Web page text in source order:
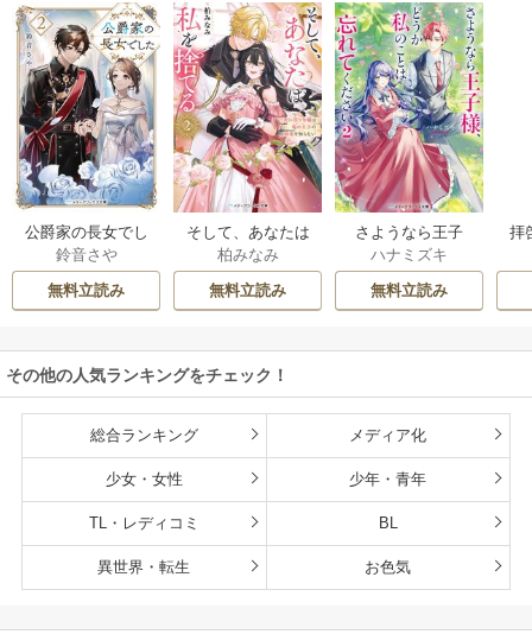
公爵家の長女でし
た
鈴音さや
無料立読み
そして、あなたは
私を捨てる
柏みなみ
無料立読み
さようなら王子
様、どうか私のこ
とは忘れてくださ
い
ハナミズキ
無料立読み
拝
その他の人気ランキングをチェック！
総合ランキング メディア化
少女・女性 少年・青年
TL・レディコミ BL
異世界・転生 お色気